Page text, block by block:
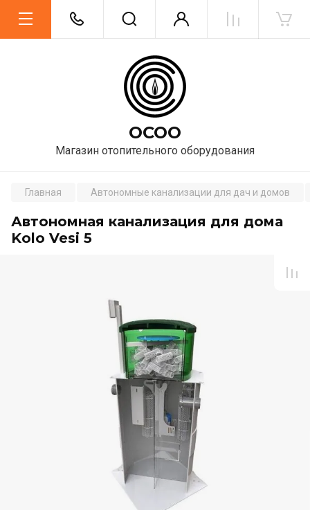
ОСОО
Магазин отопительного оборудования
Главная Автономные канализации для дач и домов
Автономная канализация для дома
Kolo Vesi 5